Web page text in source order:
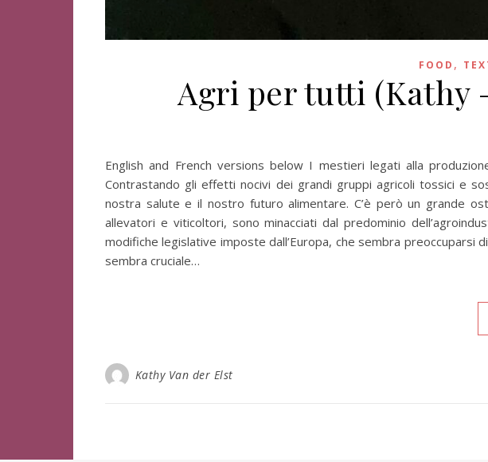
FOOD ,
Agri per tutti (Kathy
English and French versions below I mestieri legati alla
Contrastando gli effetti nocivi dei grandi gruppi agricoli tossici e
nostra salute e il nostro futuro alimentare. C’è però un grande
allevatori e viticoltori, sono minacciati dal predominio
modifiche legislative imposte dall’Europa, che sembra preoccuparsi
sembra cruciale…
Kathy Van der Elst